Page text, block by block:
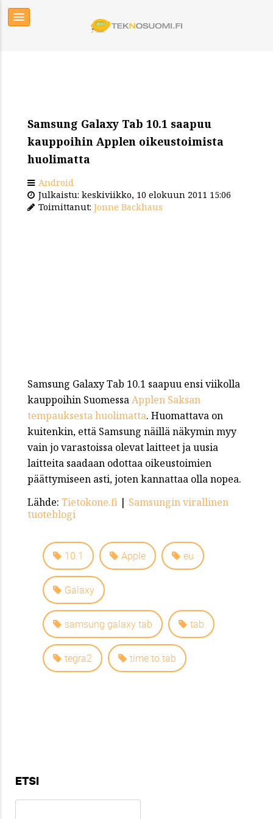
Samsung Galaxy Tab 10.1 saapuu
kauppoihin Applen oikeustoimista
huolimatta
Android
Julkaistu: keskiviikko, 10 elokuun 2011 15:06
Toimittanut: Jonne Backhaus
Samsung Galaxy Tab 10.1 saapuu ensi viikolla
kauppoihin SuomessaApplen Saksan
tempauksesta huolimatta. Huomattava on
kuitenkin, että Samsung näillä näkymin myy
vain jo varastoissa olevat laitteet ja uusia
laitteita saadaan odottaa oikeustoimien
päättymiseen asti, joten kannattaa olla nopea.
Lähde: Tietokone.fi | Samsungin virallinen
tuoteblogi
10.1 Apple eu
Galaxy
samsung galaxy tab tab
tegra2 time to tab
ETSI